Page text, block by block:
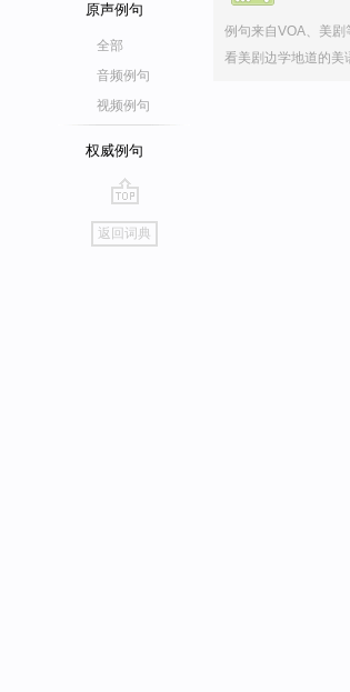
原声例句
全部
音频例句
视频例句
权威例句
go
top
返回词典
例句来自VOA、美剧
看美剧边学地道的美